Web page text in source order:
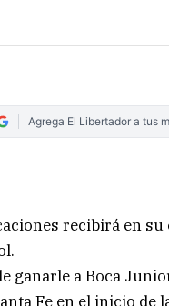
Agrega El Libertador a tus
recibirá en
ganarle a Boca
Fe en el inicio de